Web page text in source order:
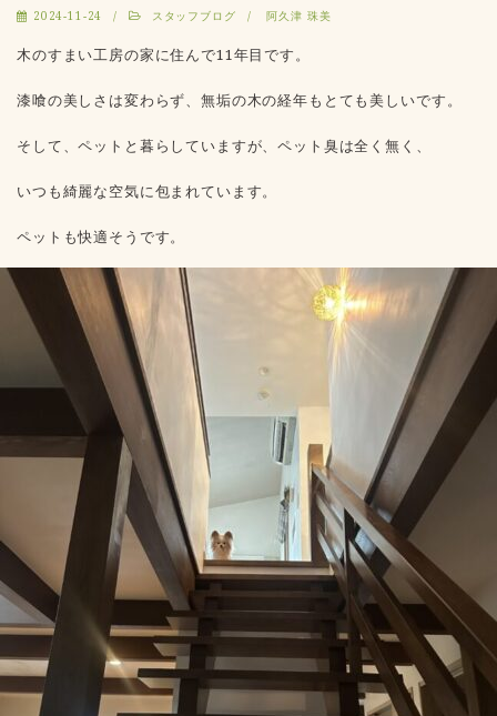
2024-11-24 スタッフブログ 阿久津 珠美
木のすまい工房の家に住んで11年目です。
漆喰の美しさは変わらず、無垢の木の経年もとても美しいです。
そして、ペットと暮らしていますが、ペット臭は全く無く、
いつも綺麗な空気に包まれています。
ペットも快適そうです。